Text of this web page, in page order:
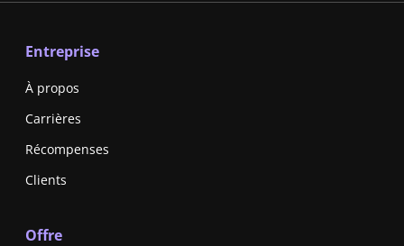
Entreprise
À propos
Carrières
Récompenses
Clients
Offre